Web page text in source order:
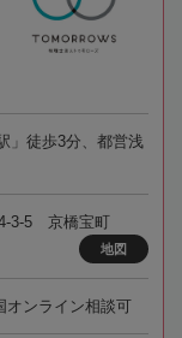
」徒歩3分、都営浅
3-5 京橋宝町
地図
オンライン相談可